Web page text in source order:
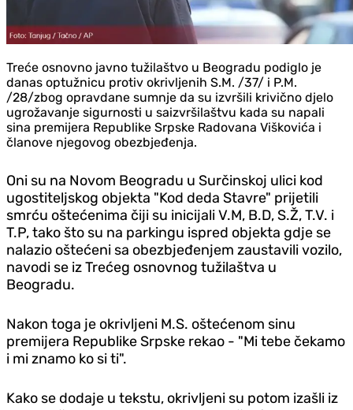
Treće osnovno javno tužilaštvo u Beogradu podiglo je
danas optužnicu protiv okrivljenih S.M. /37/ i P.M.
/28/zbog opravdane sumnje da su izvršili krivično djelo
ugrožavanje sigurnosti u saizvršilaštvu kada su napali
sina premijera Republike Srpske Radovana Viškovića i
članove njegovog obezbjeđenja.
Oni su na Novom Beogradu u Surčinskoj ulici kod
ugostiteljskog objekta "Kod deda Stavre" prijetili
smrću oštećenima čiji su inicijali V.M, B.D, S.Ž, T.V. i
T.P, tako što su na parkingu ispred objekta gdje se
nalazio oštećeni sa obezbjeđenjem zaustavili vozilo,
navodi se iz Trećeg osnovnog tužilaštva u
Beogradu.
Nakon toga je okrivljeni M.S. oštećenom sinu
premijera Republike Srpske rekao - "Mi tebe čekamo
i mi znamo ko si ti".
Kako se dodaje u tekstu, okrivljeni su potom izašli iz